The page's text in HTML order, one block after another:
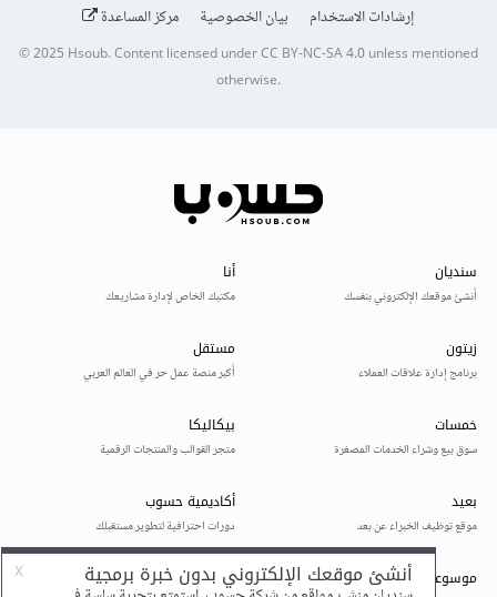
إرشادات الاستخدام
بيان الخصوصية مركز المساعدة
© 2025Hsoub.Content licensed underCC BY-NC-SA 4.0unless mentioned
otherwise.